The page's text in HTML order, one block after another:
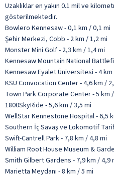
Uzaklıklar en yakın 0.1 mil ve
gösterilmektedir.
Bowlero Kennesaw - 0,1 km / 0,1 mi
Şehir Merkezi, Cobb - 2 km / 1,2 mi
Monster Mini Golf - 2,3 km / 1,4 mi
Kennesaw Mountain National
Kennesaw Eyalet Üniversitesi - 4 km
KSU Convocation Center - 4,6 km /
Town Park Corporate Center - 5 km
1800SkyRide - 5,6 km / 3,5 mi
WellStar Kennestone Hospital - 6,5
Southern İç Savaş ve Lokomotif
Swift-Cantrell Park - 7,8 km / 4,8 mi
William Root House Museum &
Smith Gilbert Gardens - 7,9 km / 4,9
Marietta Meydanı - 8 km / 5 mi